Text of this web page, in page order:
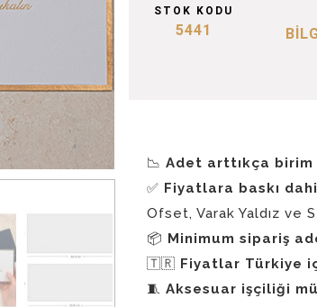
STOK KODU
5441
📉 Adet arttıkça
✅ Fiyatlara baskı
Ofset, Varak Yaldız ve
📦 Minimum sipariş
🇹🇷 Fiyatlar Türkiye
🧵 Aksesuar işçiliği